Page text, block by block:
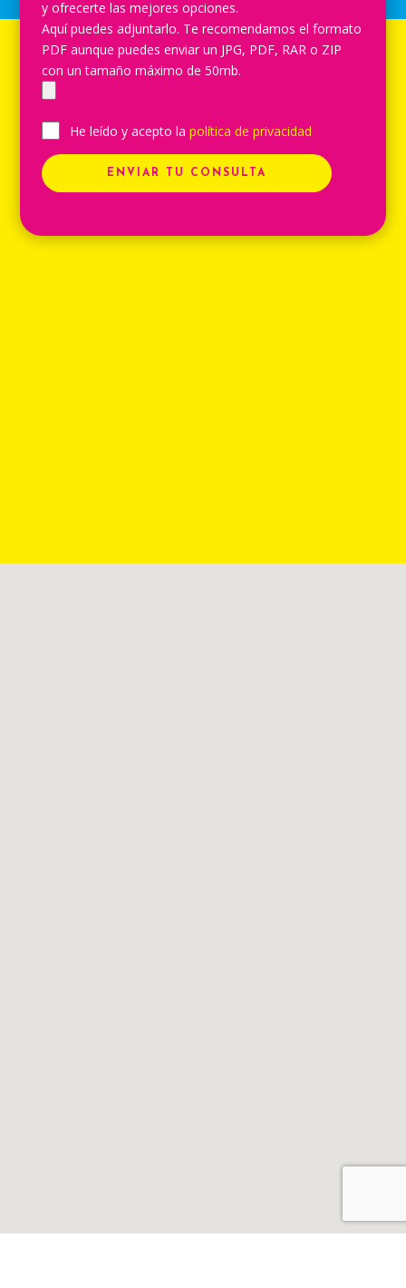
y ofrecerte las mejores opciones.
Aquí puedes adjuntarlo. Te recomendamos el formato
PDF aunque puedes enviar un JPG, PDF, RAR o ZIP
con un tamaño máximo de 50mb.
He leído y acepto lapolítica de privacidad